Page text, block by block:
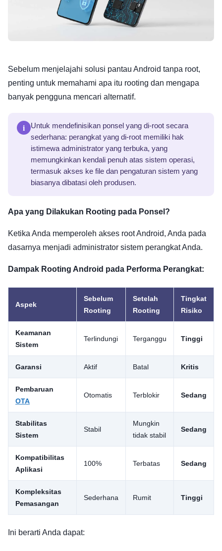
Sebelum menjelajahi solusi pantau Android tanpa root,
penting untuk memahami apa itu rooting dan mengapa
banyak pengguna mencari alternatif.
i
Untuk mendefinisikan ponsel yang di-root secara
sederhana: perangkat yang di-root memiliki hak
istimewa administrator yang terbuka, yang
memungkinkan kendali penuh atas sistem operasi,
termasuk akses ke file dan pengaturan sistem yang
biasanya dibatasi oleh produsen.
Apa yang Dilakukan Rooting pada Ponsel?
Ketika Anda memperoleh akses root Android, Anda pada
dasarnya menjadi administrator sistem perangkat Anda.
Dampak Rooting Android pada Performa Perangkat:
Aspek
Sebelum
Rooting
Setelah
Rooting
Tingkat
Risiko
Keamanan
Sistem
Terlindungi Terganggu Tinggi
Garansi Aktif Batal Kritis
Pembaruan
OTA
Otomatis Terblokir Sedang
Stabilitas
Sistem
Stabil
Mungkin
tidak stabil
Sedang
Kompatibilitas
Aplikasi
100% Terbatas Sedang
Kompleksitas
Pemasangan
Sederhana Rumit Tinggi
Ini berarti Anda dapat: